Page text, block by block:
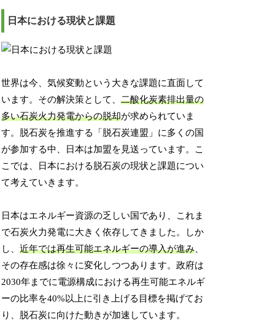
日本における現状と課題
世界は今、気候変動という大きな課題に直面して
います。その解決策として、二酸化炭素排出量の
多い石炭火力発電からの脱却が求められていま
す。脱石炭を推進する「脱石炭連盟」に多くの国
が参加する中、日本は加盟を見送っています。こ
こでは、日本における脱石炭の現状と課題につい
て考えていきます。
日本はエネルギー資源の乏しい国であり、これま
で石炭火力発電に大きく依存してきました。しか
し、近年では再生可能エネルギーの導入が進み、
その存在感は徐々に変化しつつあります。政府は
2030年までに電源構成における再生可能エネルギ
ーの比率を40%以上に引き上げる目標を掲げてお
り、脱石炭に向けた動きが加速しています。